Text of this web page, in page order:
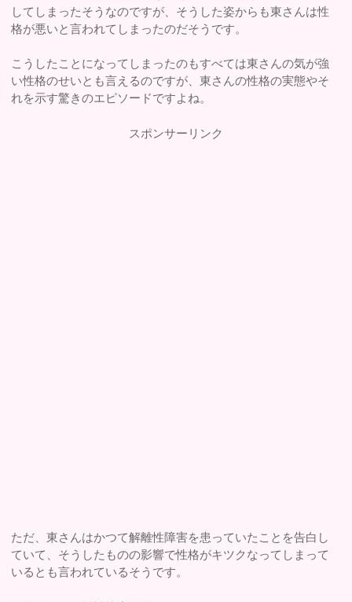
してしまったそうなのですが、そうした姿からも東さんは性
格が悪いと言われてしまったのだそうです。
こうしたことになってしまったのもすべては東さんの気が強
い性格のせいとも言えるのですが、東さんの性格の実態やそ
れを示す驚きのエピソードですよね。
スポンサーリンク
ただ、東さんはかつて解離性障害を患っていたことを告白し
ていて、そうしたものの影響で性格がキツクなってしまって
いるとも言われているそうです。